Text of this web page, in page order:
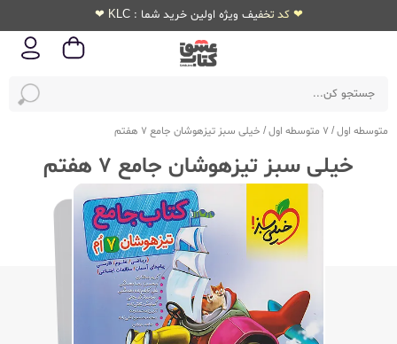
❤ کد تخفیف ویژه اولین خرید شما : KLC ❤
متوسطه اول/ 7 متوسطه اول / خیلی سبز تیزهوشان جامع 7 هفتم
خیلی سبز تیزهوشان جامع 7 هفتم